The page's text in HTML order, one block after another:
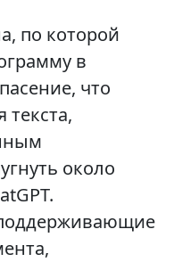
по которой
в
что
текста,
около